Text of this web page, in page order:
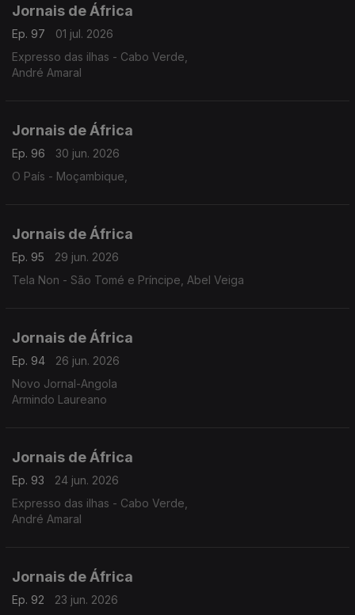
Jornais de África
Ep. 97
01 jul. 2026
Expresso das ilhas - Cabo Verde,
André Amaral
Jornais de África
Ep. 96
30 jun. 2026
O País - Moçambique,
Jornais de África
Ep. 95
29 jun. 2026
Tela Non - São Tomé e Príncipe, Abel Veiga
Jornais de África
Ep. 94
26 jun. 2026
Novo Jornal-Angola
Armindo Laureano
Jornais de África
Ep. 93
24 jun. 2026
Expresso das ilhas - Cabo Verde,
André Amaral
Jornais de África
Ep. 92
23 jun. 2026